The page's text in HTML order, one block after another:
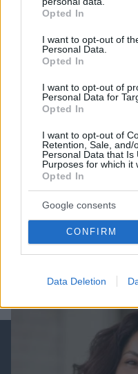
grant or deny consent to
use your data for below
consent section.
Opted In
I want to opt-out of
Personal Data.
Opted In
I want to opt-out of
Personal Data for
Opted In
I want to opt-out of
Retention, Sale, and/
Personal Data that Is
Purposes for which it
Opted In
Google consents
CONFIRM
Data Deletion
Games
Cut The Rope
ΔΕΙΤΕ ΟΛΑ ΤΑ GAMES
Best of